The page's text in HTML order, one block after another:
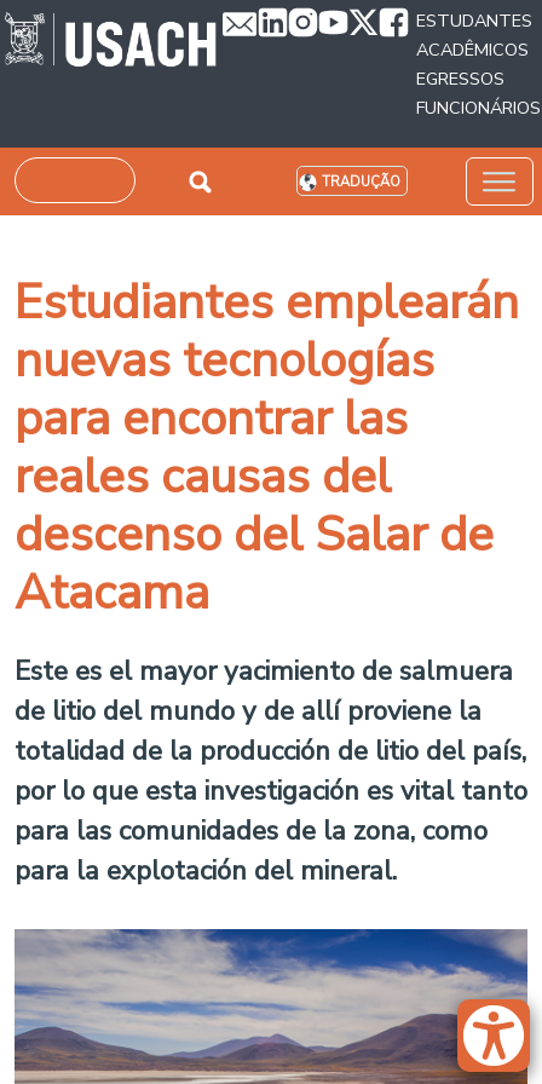
Passar para o conteúdo principal
ESTUDANTES
ACADÊMICOS
EGRESSOS
FUNCIONÁRIOS
Pesquisar TRADUÇÃO
Estudiantes emplearán
nuevas tecnologías
para encontrar las
reales causas del
descenso del Salar de
Atacama
Este es el mayor yacimiento de salmuera
de litio del mundo y de allí proviene la
totalidad de la producción de litio del país,
por lo que esta investigación es vital tanto
para las comunidades de la zona, como
para la explotación del mineral.